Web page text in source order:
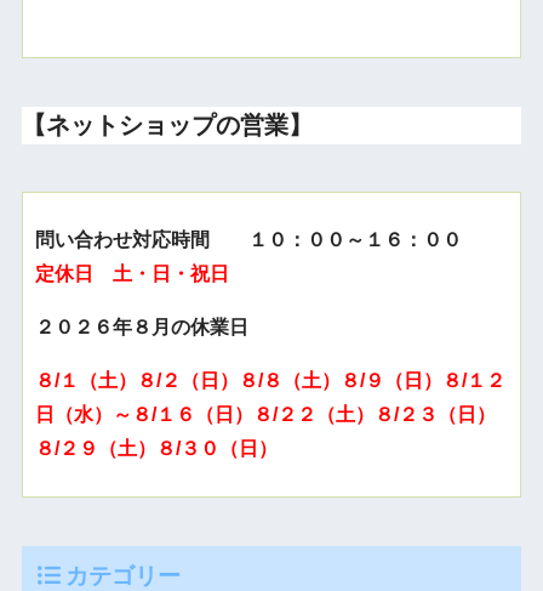
【ネットショップの営業】
問い合わせ対応時間 １０：００～１６：００
定休日 土・日・祝日
２０２６年８月の休業日
８/１（土）８/２（日）８/８（土）８/９（日）８/１２
日（水）～８/１６（日）８/２２（土）８/２３（日）
８/２９（土）８/３０（日）
カテゴリー